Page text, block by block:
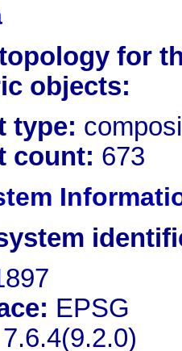
for
objects:
type:
count: 673
EPSG
7.6.4(9.2.0)